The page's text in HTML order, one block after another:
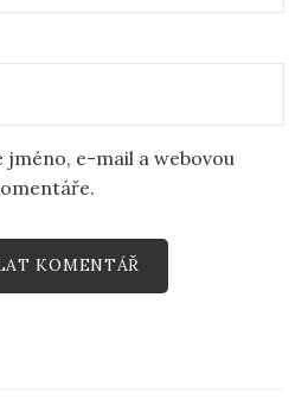
e-mail a webovou